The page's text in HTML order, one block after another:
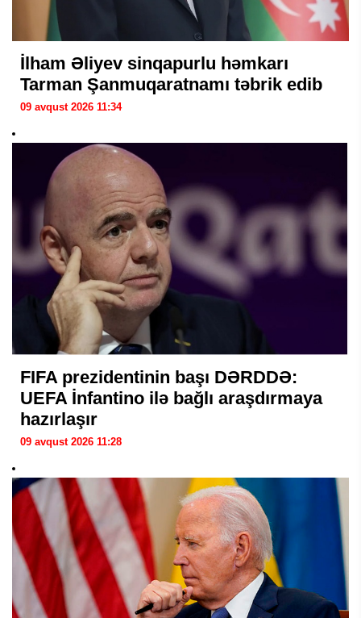
İlham Əliyev sinqapurlu həmkarı
Tarman Şanmuqaratnamı təbrik edib
09 avqust 2026 11:34
FIFA prezidentinin başı DƏRDDƏ:
UEFA İnfantino ilə bağlı araşdırmaya
hazırlaşır
09 avqust 2026 11:28